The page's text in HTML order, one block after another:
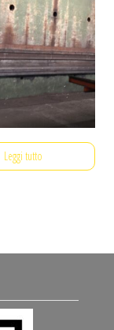
Leggi tutto